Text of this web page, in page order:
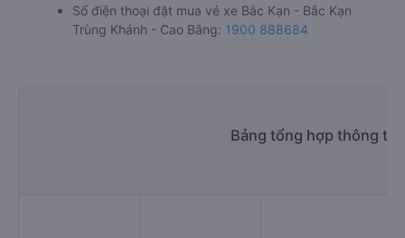
Số điện thoại đặt mua vé xe Bắc Kạn - Bắc Kạn
Trùng Khánh - Cao Bằng: 1900 888684
Bảng tổng hợp thông tin